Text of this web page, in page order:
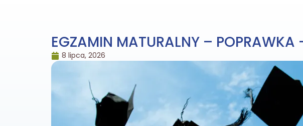
EGZAMIN MATURALNY – POPRAWKA
8 lipca, 2026